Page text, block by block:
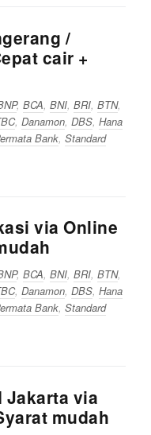
/
cair +
, BCA, BNI, BRI, BTN,
, Danamon, DBS, Hana
Bank, Standard
via Online
, BCA, BNI, BRI, BTN,
, Danamon, DBS, Hana
Bank, Standard
Jakarta via
mudah